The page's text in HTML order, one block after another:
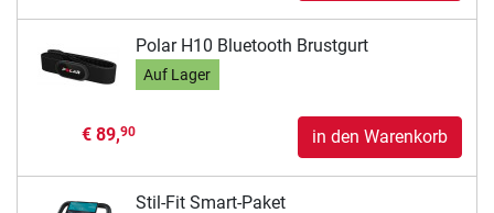
Polar H10 Bluetooth Brustgurt
Auf Lager
€ 89,90 in den Warenkorb
Stil-Fit Smart-Paket